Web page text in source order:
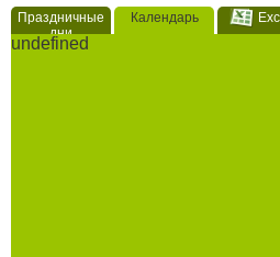
Праздничные
дни
Календарь
undefined